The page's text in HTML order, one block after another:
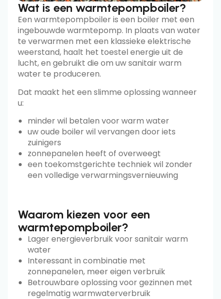
Wat is een warmtepompboiler?
Een warmtepompboiler is een boiler met een
ingebouwde warmtepomp. In plaats van water
te verwarmen met een klassieke elektrische
weerstand, haalt het toestel energie uit de
lucht, en gebruikt die om uw sanitair warm
water te produceren.
Dat maakt het een slimme oplossing wanneer
u:
minder wil betalen voor warm water
uw oude boiler wil vervangen door iets
zuinigers
zonnepanelen heeft of overweegt
een toekomstgerichte techniek wil zonder
een volledige verwarmingsvernieuwing
Waarom kiezen voor een
warmtepompboiler?
Lager energieverbruik voor sanitair warm
water
Interessant in combinatie met
zonnepanelen, meer eigen verbruik
Betrouwbare oplossing voor gezinnen met
regelmatig warmwaterverbruik